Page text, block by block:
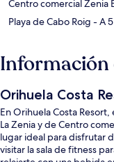
Centro comercial Zenia
Playa de Cabo Roig - A
Información
Orihuela Costa
En Orihuela Costa
La Zenia y de Centro
lugar ideal para disfrutar
visitar la sala de fitness